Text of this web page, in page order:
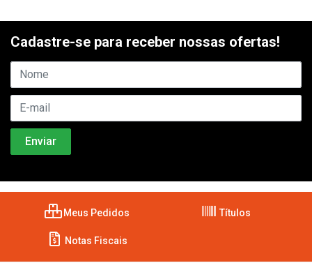
Cadastre-se para receber nossas ofertas!
Meus Pedidos Títulos
Notas Fiscais